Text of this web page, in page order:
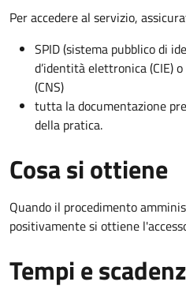
Per accedere al servizio,
SPID (sistema pubblico di
d’identità elettronica (CIE)
(CNS)
tutta la documentazione
della pratica.
Cosa si ottiene
Quando il procedimento
positivamente si ottiene
Tempi e